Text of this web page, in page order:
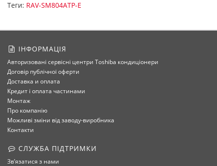
Теги: RAV-SM804ATP-E
ІНФОРМАЦІЯ
Авторизовані сервісні центри Toshiba кондиціонери
Договір публічної оферти
Доставка и оплата
Кредит і оплата частинами
Монтаж
Про компанію
Можливі зміни від заводу-виробника
Контакти
СЛУЖБА ПІДТРИМКИ
Зв’язатися з нами